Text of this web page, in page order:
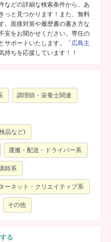
などの詳細な検索条件から、あ
っと見つかります！また、無料
。面接対策や履歴書の書き方な
安をお聞かせください。専任の
サポートいたします。
「広島主
持ちを応援しています！！
調理師・栄養士関連
品など)
運搬・配送・ドライバー系
師系
ーネット・クリエイティブ系
その他
る